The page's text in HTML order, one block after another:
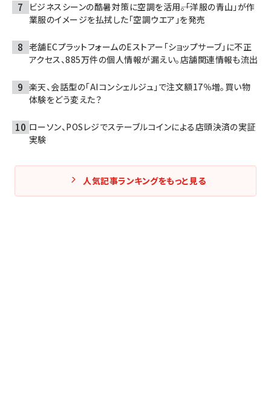
ビジネスシーンの酷暑対策に空調を活用――。「洋服の青山」が作
業服のイメージを払拭した「空調ウエア」を発売
老舗ECプラットフォームのEストアー「ショップサーブ」に不正
アクセス、885万件の個人情報が漏えい。店舗関連情報も流出
楽天、会話型の「AIコンシェルジュ」で注文額17％増。買い物
体験をどう変えた？
ローソン、POSレジでステーブルコインによる店頭決済の実証
実験
人気記事ランキングをもっと見る